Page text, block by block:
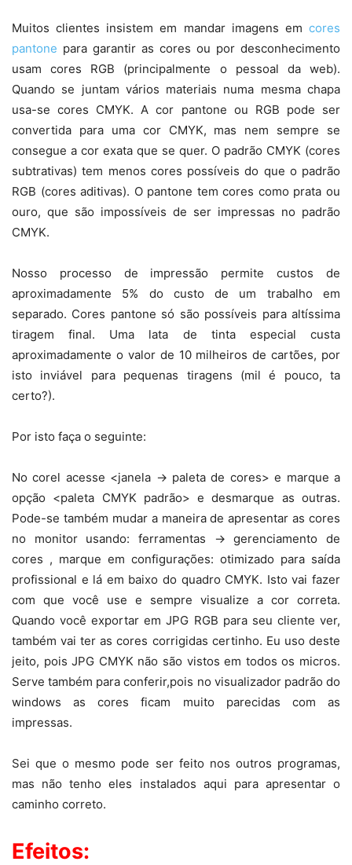
Muitos clientes insistem em mandar imagens em cores
pantone para garantir as cores ou por desconhecimento
usam cores RGB (principalmente o pessoal da web).
Quando se juntam vários materiais numa mesma chapa
usa-se cores CMYK. A cor pantone ou RGB pode ser
convertida para uma cor CMYK, mas nem sempre se
consegue a cor exata que se quer. O padrão CMYK (cores
subtrativas) tem menos cores possíveis do que o padrão
RGB (cores aditivas). O pantone tem cores como prata ou
ouro, que são impossíveis de ser impressas no padrão
CMYK.
Nosso processo de impressão permite custos de
aproximadamente 5% do custo de um trabalho em
separado. Cores pantone só são possíveis para altíssima
tiragem final. Uma lata de tinta especial custa
aproximadamente o valor de 10 milheiros de cartões, por
isto inviável para pequenas tiragens (mil é pouco, ta
certo?).
Por isto faça o seguinte:
No corel acesse <janela -> paleta de cores> e marque a
opção <paleta CMYK padrão> e desmarque as outras.
Pode-se também mudar a maneira de apresentar as cores
no monitor usando: ferramentas -> gerenciamento de
cores , marque em configurações: otimizado para saída
profissional e lá em baixo do quadro CMYK. Isto vai fazer
com que você use e sempre visualize a cor correta.
Quando você exportar em JPG RGB para seu cliente ver,
também vai ter as cores corrigidas certinho. Eu uso deste
jeito, pois JPG CMYK não são vistos em todos os micros.
Serve também para conferir,pois no visualizador padrão do
windows as cores ficam muito parecidas com as
impressas.
Sei que o mesmo pode ser feito nos outros programas,
mas não tenho eles instalados aqui para apresentar o
caminho correto.
Efeitos: